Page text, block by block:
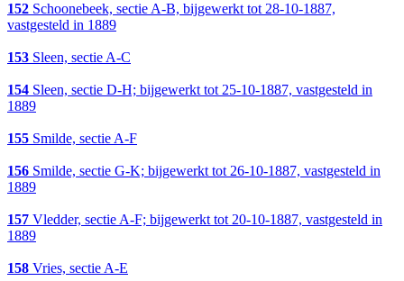
152 Schoonebeek, sectie A-B, bijgewerkt tot 28-10-1887,
vastgesteld in 1889
153 Sleen, sectie A-C
154 Sleen, sectie D-H; bijgewerkt tot 25-10-1887, vastgesteld in
1889
155 Smilde, sectie A-F
156 Smilde, sectie G-K; bijgewerkt tot 26-10-1887, vastgesteld in
1889
157 Vledder, sectie A-F; bijgewerkt tot 20-10-1887, vastgesteld in
1889
158 Vries, sectie A-E